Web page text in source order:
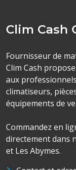
Clim Cash
Fournisseur de
Clim Cash
aux
climatiseurs,
équipements de
Commandez en
directement dans
et Les Abymes.